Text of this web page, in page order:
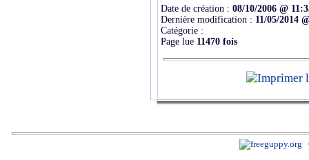
Date de création : 08/10/2006 @
Dernière modification : 11/05/2014
Catégorie :
Page lue 11470 fois